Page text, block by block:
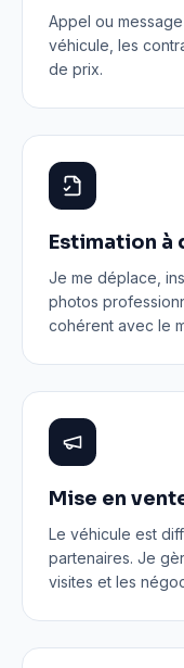
Appel ou
véhicule, les
de prix.
Estimation à
Je me déplace,
photos
cohérent avec le
Mise en
Le véhicule est
partenaires. Je
visites et les